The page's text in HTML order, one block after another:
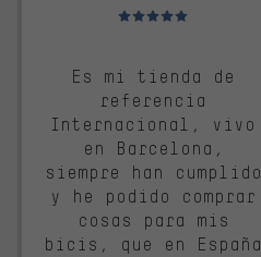
Valoración media: 5 de 5
Es mi tienda de
referencia
Internacional, vivo
en Barcelona,
siempre han cumplido
y he podido comprar
cosas para mis
bicis, que en España